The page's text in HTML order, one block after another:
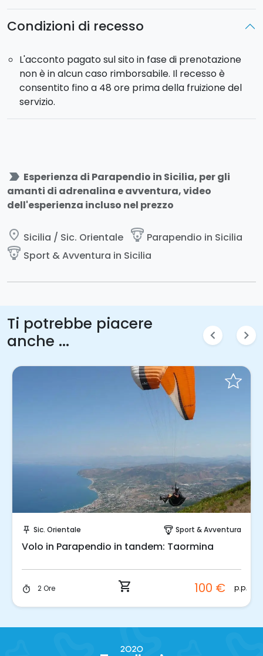
Condizioni di recesso
L'acconto pagato sul sito in fase di prenotazione
non è in alcun caso rimborsabile. Il recesso è
consentito fino a 48 ore prima della fruizione del
servizio.
label_important Esperienza di Parapendio in Sicilia, per gli
amanti di adrenalina e avventura, video
dell'esperienza incluso nel prezzo
place Sicilia / Sic. Orientale paragliding Parapendio in Sicilia
paragliding Sport & Avventura in Sicilia
Ti potrebbe piacere
anche ...
chevron_left chevron_right
push_pin Sic. Orientale paragliding Sport & Avventura
Volo in Parapendio in tandem: Taormina
timer 2 Ore shopping_cart 100 € p.p.